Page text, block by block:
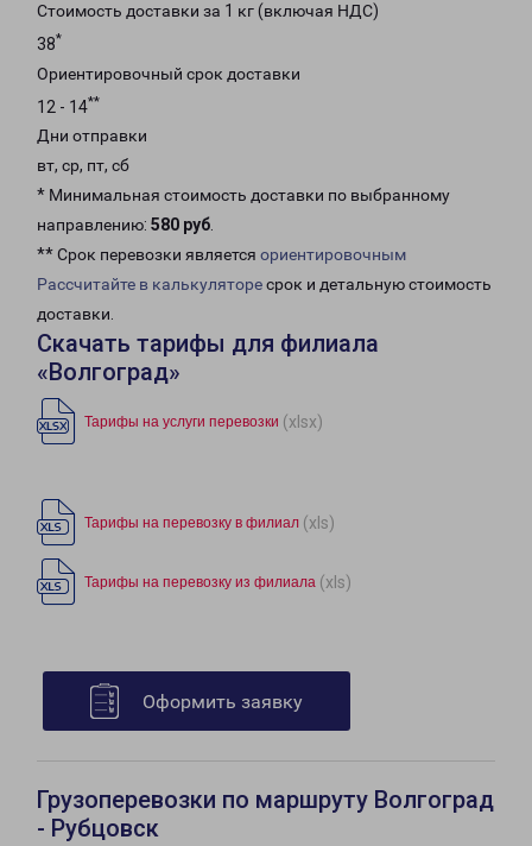
Стоимость доставки за 1 кг (включая НДС)
38*
Ориентировочный срок доставки
12 - 14**
Дни отправки
вт, ср, пт, сб
* Минимальная стоимость доставки по выбранному
направлению: 580 руб.
** Срок перевозки является ориентировочным
Рассчитайте в калькуляторесрок и детальную стоимость
доставки.
Скачать тарифы для филиала
«Волгоград»
Тарифы на услуги перевозки (xlsx)
Тарифы на перевозку в филиал (xls)
Тарифы на перевозку из филиала (xls)
Оформить заявку
Грузоперевозки по маршруту Волгоград
- Рубцовск